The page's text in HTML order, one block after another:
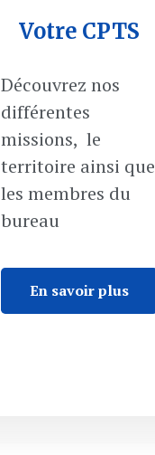
Votre CPTS
Découvrez nos
différentes
missions, le
territoire ainsi que
les membres du
bureau
En savoir plus